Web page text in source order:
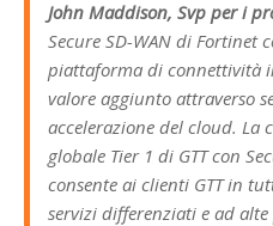
John Maddison, Svp per i
Secure SD-WAN di Fortinet
piattaforma di connettività
valore aggiunto attraverso
accelerazione del cloud. La
globale Tier 1 di GTT con
consente ai clienti GTT in
servizi differenziati e ad